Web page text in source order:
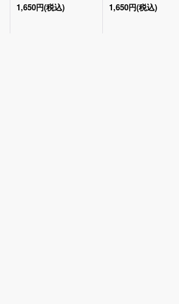
1,650円(税込)
1,650円(税込)